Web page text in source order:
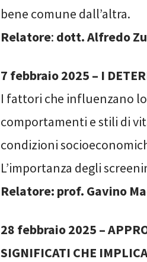
bene comune dall’altra.
Relatore: dott. Alfredo
7 febbraio 2025 – I
I fattori che influenzano
comportamenti e stili di
condizioni
L’importanza degli
Relatore: prof. Gavino
28 febbraio 2025 –
SIGNIFICATI CHE